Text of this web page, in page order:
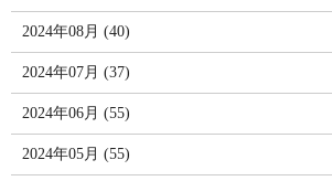
2024年08月 (40)
2024年07月 (37)
2024年06月 (55)
2024年05月 (55)